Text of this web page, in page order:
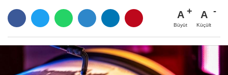
A
Büyüt
A
Küçült